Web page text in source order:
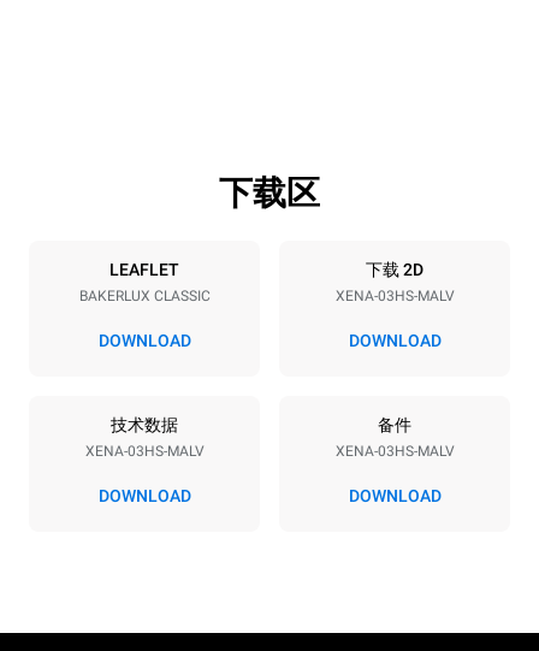
烤盘规格
3 460x330
烤盘间距
电压
230V 1N~
功率
3 kW
下载区
LEAFLET
BAKERLUX CLASSIC
DOWNLOAD
下载 2D
XENA-03HS-MALV
DOWNLOAD
技术数据
XENA-03HS-MALV
DOWNLOAD
备件
XENA-03HS-MALV
DOWNLOAD